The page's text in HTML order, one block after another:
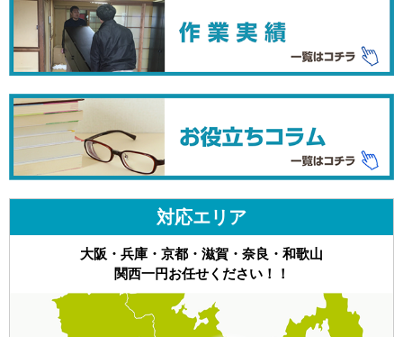
対応エリア
大阪・兵庫・京都・滋賀・奈良・和歌山
関西一円お任せください！！